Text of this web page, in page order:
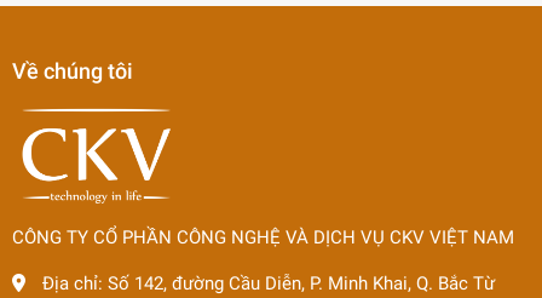
Về chúng tôi
CÔNG TY CỔ PHẦN CÔNG NGHỆ VÀ DỊCH VỤ CKV VIỆT NAM
Địa chỉ: Số 142, đường Cầu Diễn, P. Minh Khai, Q. Bắc Từ